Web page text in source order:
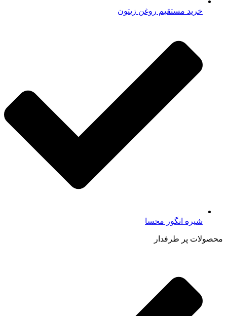
خرید مستقیم روغن زیتون
شیره انگور محسا
محصولات پر طرفدار